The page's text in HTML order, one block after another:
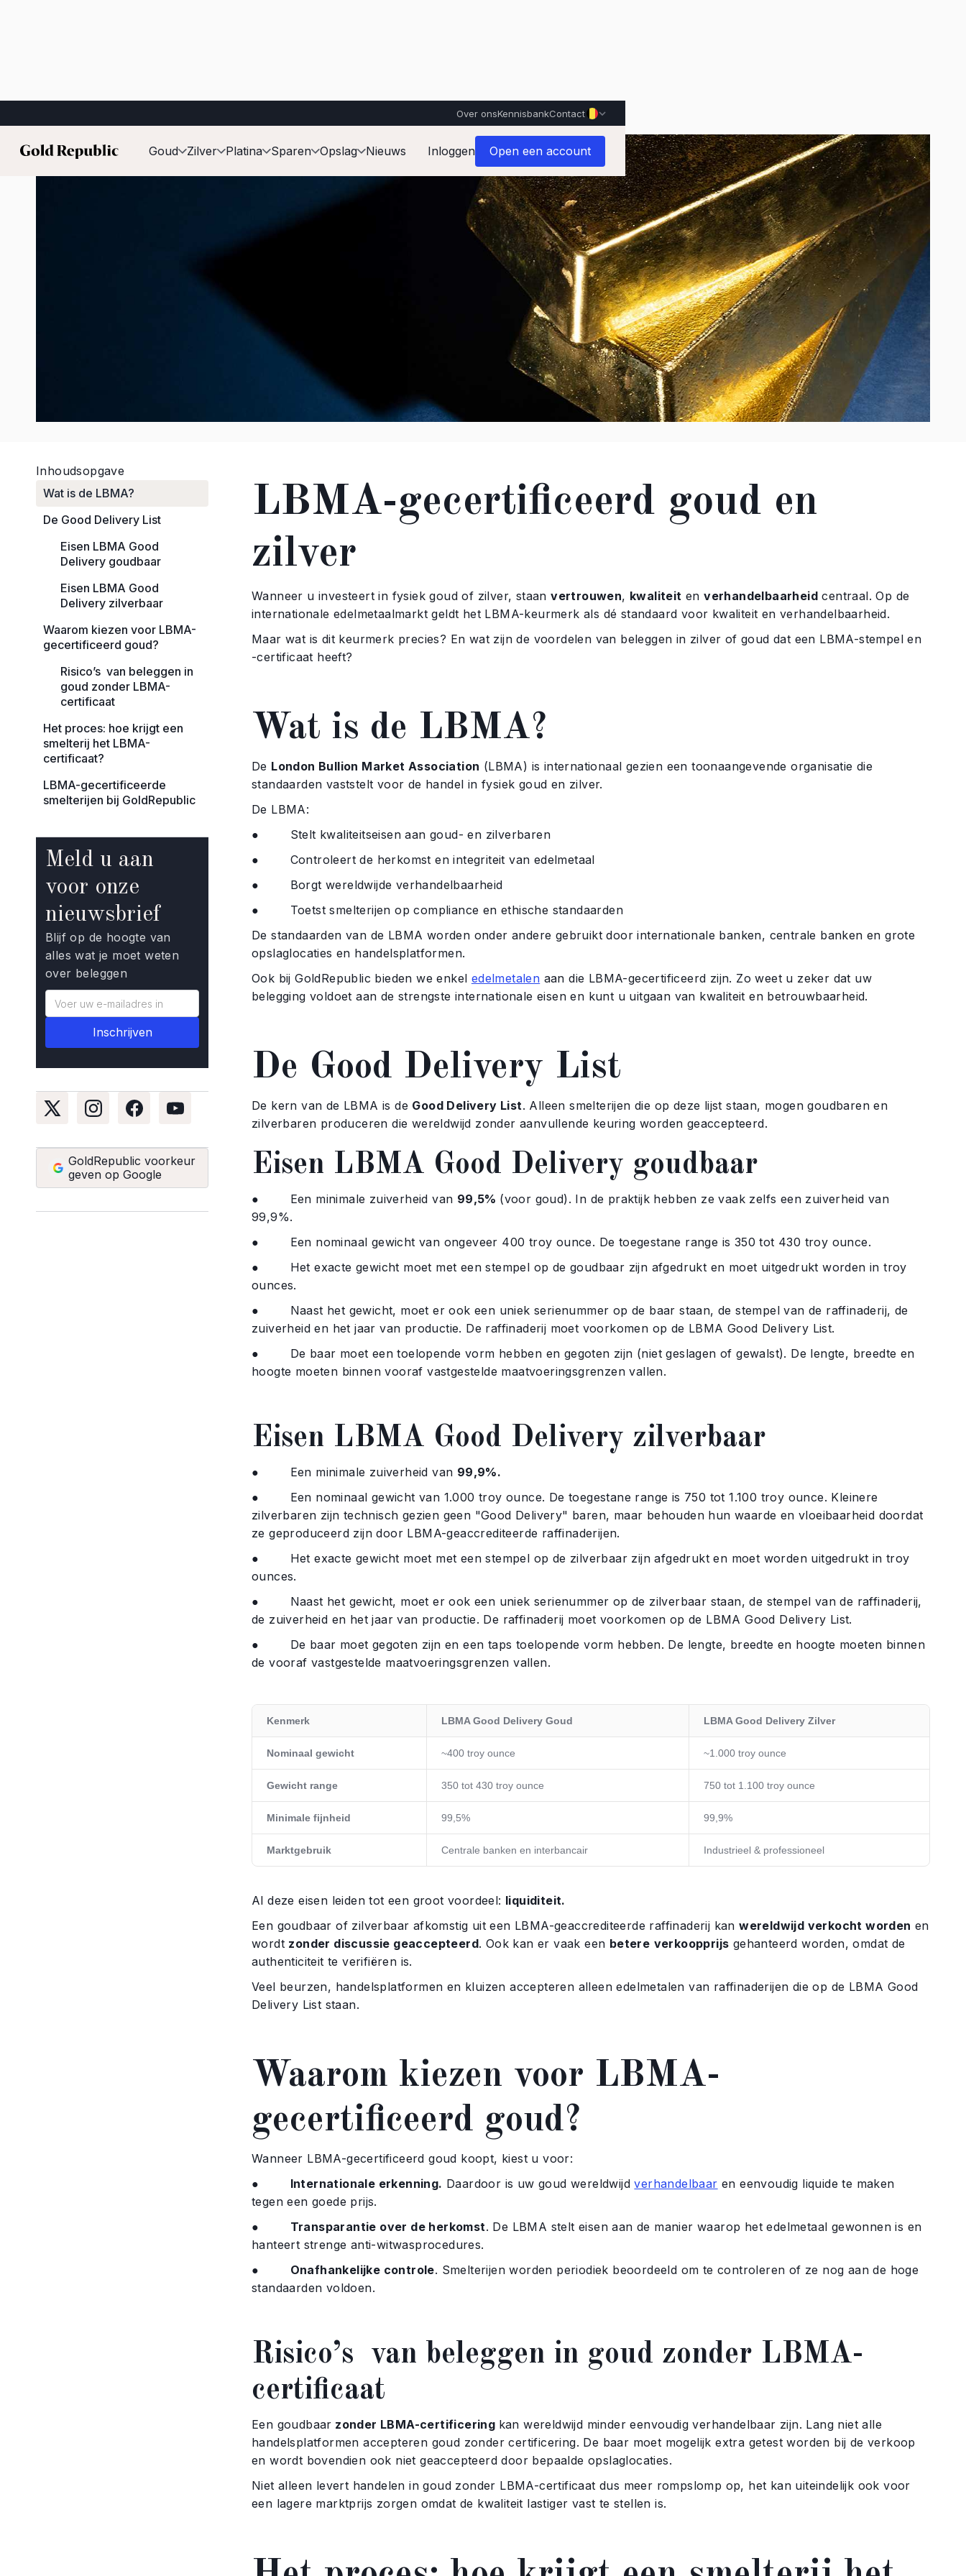
Over onsKennisbankContact
Goud Zilver Platina Sparen Opslag Nieuws Inloggen Open een account
Gepubliceerd op:16 mei 2026
Inhoudsopgave
Wat is de LBMA?
De Good Delivery List
Eisen LBMA Good
Delivery goudbaar
Eisen LBMA Good
Delivery zilverbaar
Waarom kiezen voor LBMA-
gecertificeerd goud?
Risico’s van beleggen in
goud zonder LBMA-
certificaat
Het proces: hoe krijgt een
smelterij het LBMA-
certificaat?
LBMA-gecertificeerde
smelterijen bij GoldRepublic
Meld u aan
voor onze
nieuwsbrief
Blijf op de hoogte van
alles wat je moet weten
over beleggen
GoldRepublic voorkeur
geven op Google
LBMA-gecertificeerd goud en
zilver
Wanneer u investeert in fysiek goud of zilver, staanvertrouwen, kwaliteit enverhandelbaarheid centraal. Op de
internationale edelmetaalmarkt geldt het LBMA-keurmerk als dé standaard voor kwaliteit en verhandelbaarheid.
Maar wat is dit keurmerk precies? En wat zijn de voordelen van beleggen in zilver of goud dat een LBMA-stempel en
-certificaat heeft?
Wat is de LBMA?
De London Bullion Market Association (LBMA) is internationaal gezien een toonaangevende organisatie die
standaarden vaststelt voor de handel in fysiek goud en zilver.
De LBMA:
● Stelt kwaliteitseisen aan goud- en zilverbaren
● Controleert de herkomst en integriteit van edelmetaal
● Borgt wereldwijde verhandelbaarheid
● Toetst smelterijen op compliance en ethische standaarden
De standaarden van de LBMA worden onder andere gebruikt door internationale banken, centrale banken en grote
opslaglocaties en handelsplatformen.
Ook bij GoldRepublic bieden we enkel edelmetalen aan die LBMA-gecertificeerd zijn. Zo weet u zeker dat uw
belegging voldoet aan de strengste internationale eisen en kunt u uitgaan van kwaliteit en betrouwbaarheid.
De Good Delivery List
De kern van de LBMA is de Good Delivery List. Alleen smelterijen die op deze lijst staan, mogen goudbaren en
zilverbaren produceren die wereldwijd zonder aanvullende keuring worden geaccepteerd.
Eisen LBMA Good Delivery goudbaar
● Een minimale zuiverheid van 99,5% (voor goud). In de praktijk hebben ze vaak zelfs een zuiverheid van
99,9%.
● Een nominaal gewicht van ongeveer 400 troy ounce. De toegestane range is 350 tot 430 troy ounce.
● Het exacte gewicht moet met een stempel op de goudbaar zijn afgedrukt en moet uitgedrukt worden in troy
ounces.
● Naast het gewicht, moet er ook een uniek serienummer op de baar staan, de stempel van de raffinaderij, de
zuiverheid en het jaar van productie. De raffinaderij moet voorkomen op de LBMA Good Delivery List.
● De baar moet een toelopende vorm hebben en gegoten zijn (niet geslagen of gewalst). De lengte, breedte en
hoogte moeten binnen vooraf vastgestelde maatvoeringsgrenzen vallen.
Eisen LBMA Good Delivery zilverbaar
● Een minimale zuiverheid van 99,9%.
● Een nominaal gewicht van 1.000 troy ounce. De toegestane range is 750 tot 1.100 troy ounce. Kleinere
zilverbaren zijn technisch gezien geen "Good Delivery" baren, maar behouden hun waarde en vloeibaarheid doordat
ze geproduceerd zijn door LBMA-geaccrediteerde raffinaderijen.
● Het exacte gewicht moet met een stempel op de zilverbaar zijn afgedrukt en moet worden uitgedrukt in troy
ounces.
● Naast het gewicht, moet er ook een uniek serienummer op de zilverbaar staan, de stempel van de raffinaderij,
de zuiverheid en het jaar van productie. De raffinaderij moet voorkomen op de LBMA Good Delivery List.
● De baar moet gegoten zijn en een taps toelopende vorm hebben. De lengte, breedte en hoogte moeten binnen
de vooraf vastgestelde maatvoeringsgrenzen vallen.
Kenmerk LBMA Good Delivery Goud LBMA Good Delivery Zilver
Nominaal gewicht ~400 troy ounce ~1.000 troy ounce
Gewicht range 350 tot 430 troy ounce 750 tot 1.100 troy ounce
Minimale fijnheid 99,5% 99,9%
Marktgebruik Centrale banken en interbancair Industrieel & professioneel
Al deze eisen leiden tot een groot voordeel: liquiditeit.
Een goudbaar of zilverbaar afkomstig uit een LBMA-geaccrediteerde raffinaderij kanwereldwijd verkocht worden en
wordt zonder discussie geaccepteerd. Ook kan er vaak een betere verkoopprijs gehanteerd worden, omdat de
authenticiteit te verifiëren is.
Veel beurzen, handelsplatformen en kluizen accepteren alleen edelmetalen van raffinaderijen die op de LBMA Good
Delivery List staan.
Waarom kiezen voor LBMA-
gecertificeerd goud?
Wanneer LBMA-gecertificeerd goud koopt, kiest u voor:
● Internationale erkenning. Daardoor is uw goud wereldwijdverhandelbaar en eenvoudig liquide te maken
tegen een goede prijs.
● Transparantie over de herkomst. De LBMA stelt eisen aan de manier waarop het edelmetaal gewonnen is en
hanteert strenge anti-witwasprocedures.
● Onafhankelijke controle. Smelterijen worden periodiek beoordeeld om te controleren of ze nog aan de hoge
standaarden voldoen.
Risico’s van beleggen in goud zonder LBMA-
certificaat
Een goudbaar zonder LBMA-certificering kan wereldwijd minder eenvoudig verhandelbaar zijn. Lang niet alle
handelsplatformen accepteren goud zonder certificering. De baar moet mogelijk extra getest worden bij de verkoop
en wordt bovendien ook niet geaccepteerd door bepaalde opslaglocaties.
Niet alleen levert handelen in goud zonder LBMA-certificaat dus meer rompslomp op, het kan uiteindelijk ook voor
een lagere marktprijs zorgen omdat de kwaliteit lastiger vast te stellen is.